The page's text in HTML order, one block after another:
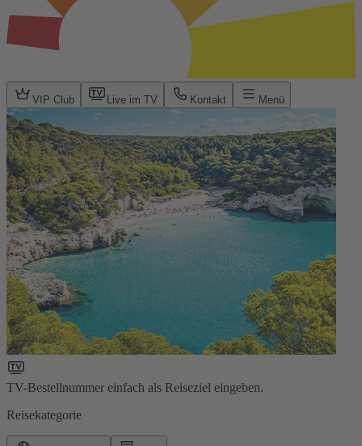
VIP Club Live im TV Kontakt Menü
TV-Bestellnummer einfach als Reiseziel eingeben.
Reisekategorie